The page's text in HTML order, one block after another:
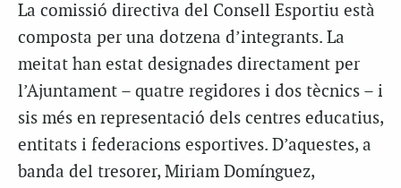
La comissió directiva del Consell Esportiu està
composta per una dotzena d’integrants. La
meitat han estat designades directament per
l’Ajuntament – quatre regidores i dos tècnics – i
sis més en representació dels centres educatius,
entitats i federacions esportives. D’aquestes, a
banda del tresorer, Miriam Domínguez,